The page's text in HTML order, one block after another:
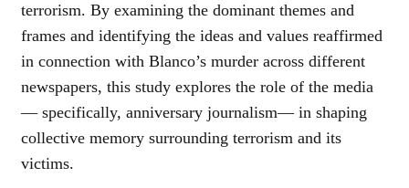
terrorism. By examining the dominant themes and
frames and identifying the ideas and values reaffirmed
in connection with Blanco’s murder across different
newspapers, this study explores the role of the media
― specifically, anniversary journalism― in shaping
collective memory surrounding terrorism and its
victims.